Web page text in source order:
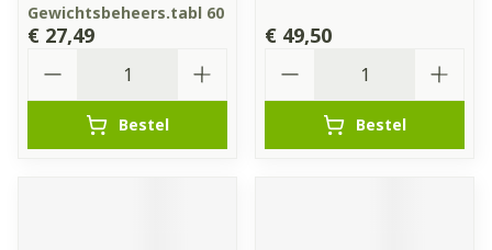
Gewichtsbeheers.tabl 60
€ 27,49
Bestel
€ 49,50
Bestel